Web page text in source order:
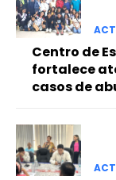
Centro de
fortalece
casos de